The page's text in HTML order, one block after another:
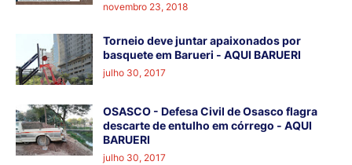
novembro 23, 2018
Torneio deve juntar apaixonados por
basquete em Barueri - AQUI BARUERI
julho 30, 2017
OSASCO - Defesa Civil de Osasco flagra
descarte de entulho em córrego - AQUI
BARUERI
julho 30, 2017